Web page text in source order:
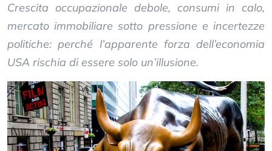
Crescita occupazionale debole, consumi in calo,
mercato immobiliare sotto pressione e incertezze
politiche: perché l’apparente forza dell’economia
USA rischia di essere solo un’illusione.